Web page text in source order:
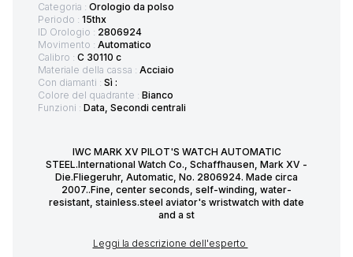
Categoria : Orologio da polso
Periodo : 15thx
ID Orologio : 2806924
Movimento : Automatico
Calibro : C 30110 c
Materiale della cassa : Acciaio
Con diamanti : Sì :
Colore del quadrante : Bianco
Funzioni : Data, Secondi centrali
IWC MARK XV PILOT'S WATCH AUTOMATIC
STEEL.International Watch Co., Schaffhausen, Mark XV -
Die.Fliegeruhr, Automatic, No. 2806924. Made circa
2007..Fine, center seconds, self-winding, water-
resistant, stainless.steel aviator's wristwatch with date
and a st
Leggi la descrizione dell'esperto